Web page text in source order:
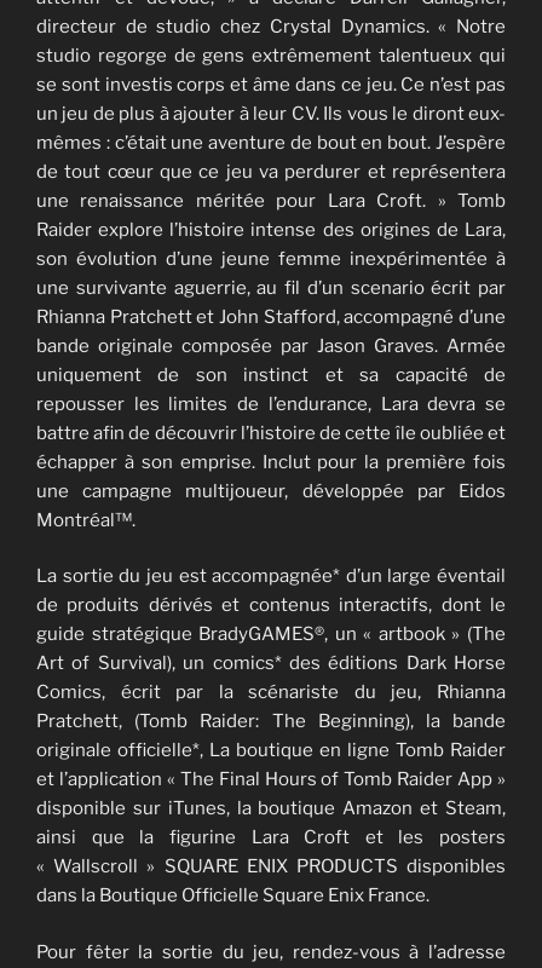
directeur de studio chez Crystal Dynamics. « Notre
studio regorge de gens extrêmement talentueux qui
se sont investis corps et âme dans ce jeu. Ce n’est pas
un jeu de plus à ajouter à leur CV. Ils vous le diront eux-
mêmes : c’était une aventure de bout en bout. J’espère
de tout cœur que ce jeu va perdurer et représentera
une renaissance méritée pour Lara Croft. » Tomb
Raider explore l’histoire intense des origines de Lara,
son évolution d’une jeune femme inexpérimentée à
une survivante aguerrie, au fil d’un scenario écrit par
Rhianna Pratchett et John Stafford, accompagné d’une
bande originale composée par Jason Graves. Armée
uniquement de son instinct et sa capacité de
repousser les limites de l’endurance, Lara devra se
battre afin de découvrir l’histoire de cette île oubliée et
échapper à son emprise. Inclut pour la première fois
une campagne multijoueur, développée par Eidos
Montréal™.
La sortie du jeu est accompagnée* d’un large éventail
de produits dérivés et contenus interactifs, dont le
guide stratégique BradyGAMES®, un « artbook » (The
Art of Survival), un comics* des éditions Dark Horse
Comics, écrit par la scénariste du jeu, Rhianna
Pratchett, (Tomb Raider: The Beginning), la bande
originale officielle*, La boutique en ligne Tomb Raider
et l’application « The Final Hours of Tomb Raider App »
disponible sur iTunes, la boutique Amazon et Steam,
ainsi que la figurine Lara Croft et les posters
« Wallscroll » SQUARE ENIX PRODUCTS disponibles
dans la Boutique Officielle Square Enix France.
Pour fêter la sortie du jeu, rendez-vous à l’adresse